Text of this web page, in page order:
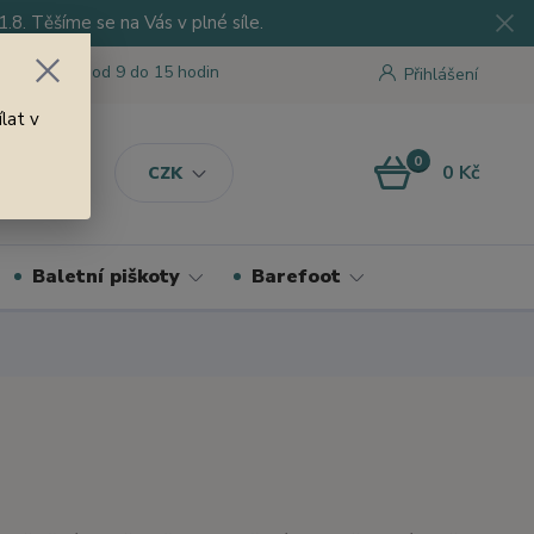
Těšíme se na Vás v plné síle.
CZK
Přihlášení
tu pro Vás od 9 do 15 hodin
0 0 Kč
Baletní piškoty Barefoot
v